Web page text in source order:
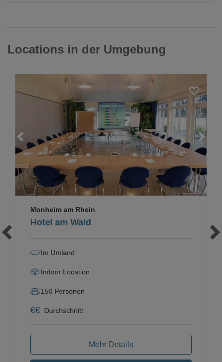
Locations in der Umgebung
Loading...
Hotel am Wald
Monheim am Rhein
Im Umland
Indoor Location
150 Personen
€€ Durchschnitt
Mehr Details